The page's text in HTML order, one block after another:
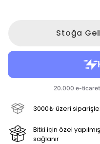
Stoğa
3000₺ üzeri
Bitki için özel
sağlanır